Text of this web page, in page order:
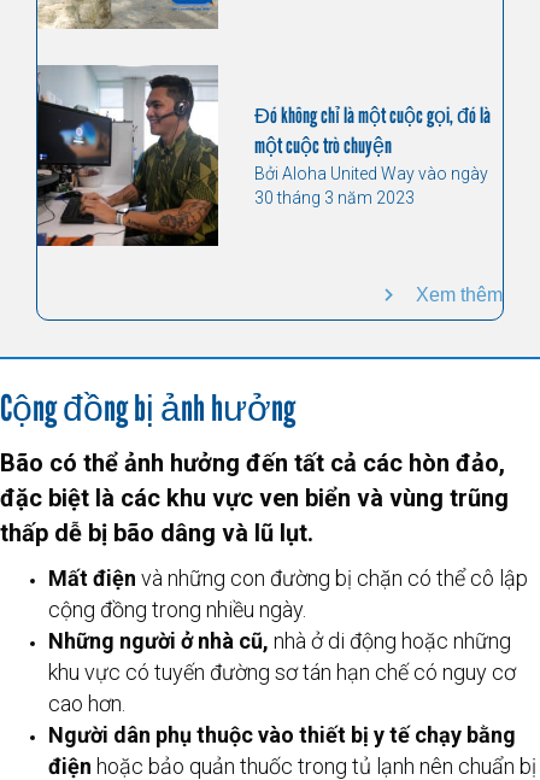
Đó không chỉ là một cuộc gọi, đó là
một cuộc trò chuyện
Bởi Aloha United Way vào ngày
30 tháng 3 năm 2023
Xem thêm
Cộng đồng bị ảnh hưởng
Bão có thể ảnh hưởng đến tất cả các hòn đảo,
đặc biệt là các khu vực ven biển và vùng trũng
thấp dễ bị bão dâng và lũ lụt.
Mất điện và những con đường bị chặn có thể cô lập
cộng đồng trong nhiều ngày.
Những người ở nhà cũ, nhà ở di động hoặc những
khu vực có tuyến đường sơ tán hạn chế có nguy cơ
cao hơn.
Người dân phụ thuộc vào thiết bị y tế chạy bằng
điện hoặc bảo quản thuốc trong tủ lạnh nên chuẩn bị